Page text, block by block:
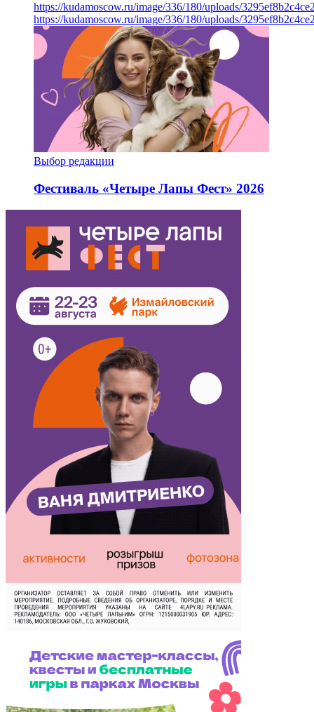
https://kudamoscow.ru/image/336/180/uploads/
https://kudamoscow.ru/image/336/180/uploads/
Выбор редакции
Фестиваль «Четыре Лапы Фест» 2026